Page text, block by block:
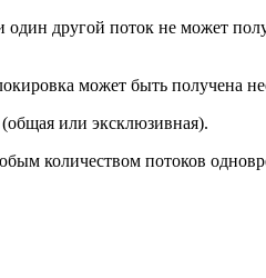
один другой поток не может
может быть получена
или эксклюзивная).
количеством потоков